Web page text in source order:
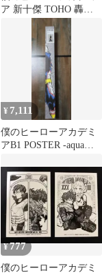
ア 新十傑 TOHO 轟焦
凍 ポストカード
¥ 7,111
僕のヒーローアカデミ
アB1 POSTER -aqua
¥777
僕のヒーローアカデミ